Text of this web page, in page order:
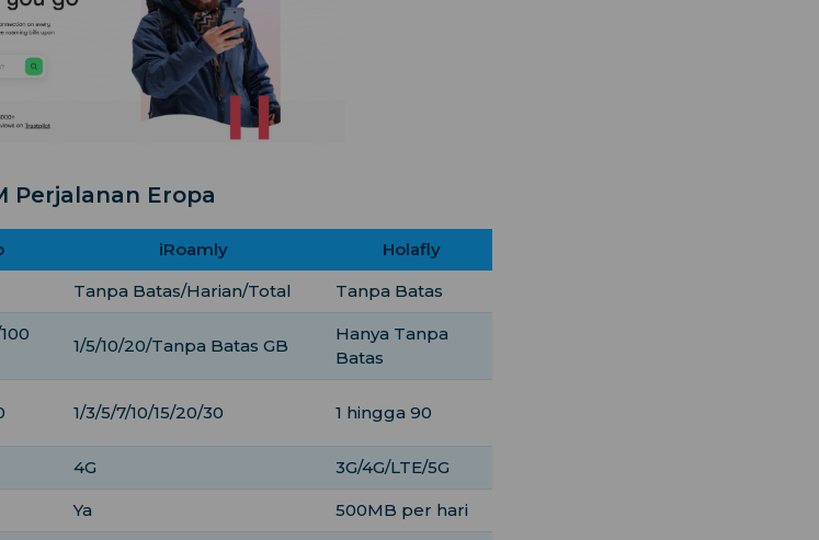
Perjalanan Eropa
iRoamly
Holafly
Tanpa Batas/Harian/Total Tanpa Batas
1/5/10/20/Tanpa Batas GB
Hanya Tanpa
Batas
1/3/5/7/10/15/20/30 1 hingga 90
4G 3G/4G/LTE/5G
Ya 500MB per hari